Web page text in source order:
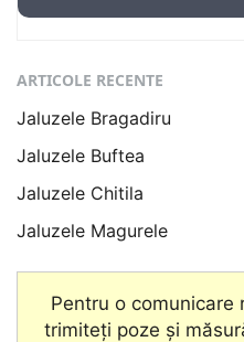
ARTICOLE RECENTE
Jaluzele Bragadiru
Jaluzele Buftea
Jaluzele Chitila
Jaluzele Magurele
Pentru o comunicare
trimiteți poze și